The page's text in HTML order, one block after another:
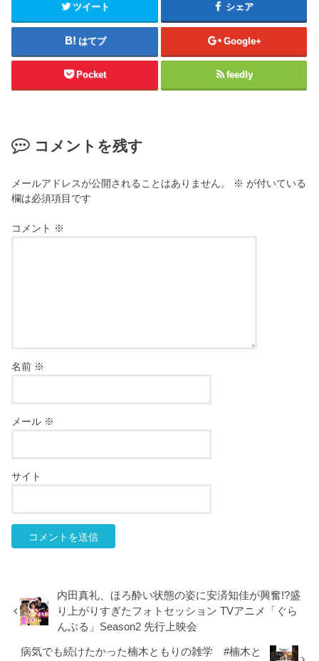
ツイート シェア
はてブ Google+
Pocket feedly
コメントを残す
メールアドレスが公開されることはありません。 ※ が付いている
欄は必須項目です
コメント ※
名前 ※
メール ※
サイト
内田真礼、ほろ酔い状態の姿に安済知佳が興奮!?盛
り上がりすぎたフォトセッション TVアニメ「ぐら
んぶる」Season2 先行上映会
病気でも続けたかった楠木ともりの雑学 #楠木と